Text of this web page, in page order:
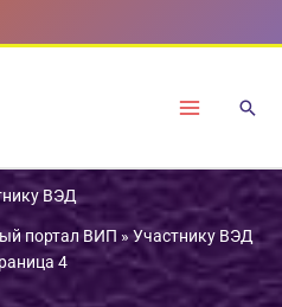
ВЭД
портал ВИП» Участнику ВЭД
4